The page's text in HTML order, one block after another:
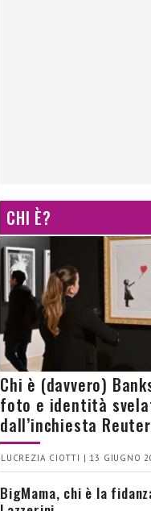
CHI È?
Chi è (davvero)
foto e identità
dall’inchiesta
LUCREZIA CIOTTI | 13 GIUGNO
BigMama, chi è la